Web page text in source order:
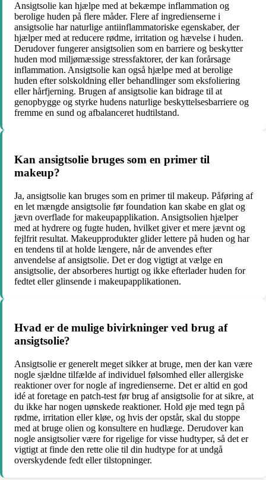
Ansigtsolie kan hjælpe med at bekæmpe inflammation og
berolige huden på flere måder. Flere af ingredienserne i
ansigtsolie har naturlige antiinflammatoriske egenskaber, der
hjælper med at reducere rødme, irritation og hævelse i huden.
Derudover fungerer ansigtsolien som en barriere og beskytter
huden mod miljømæssige stressfaktorer, der kan forårsage
inflammation. Ansigtsolie kan også hjælpe med at berolige
huden efter solskoldning eller behandlinger som eksfoliering
eller hårfjerning. Brugen af ansigtsolie kan bidrage til at
genopbygge og styrke hudens naturlige beskyttelsesbarriere og
fremme en sund og afbalanceret hudtilstand.
Kan ansigtsolie bruges som en primer til
makeup?
Ja, ansigtsolie kan bruges som en primer til makeup. Påføring af
en let mængde ansigtsolie før foundation kan skabe en glat og
jævn overflade for makeupapplikation. Ansigtsolien hjælper
med at hydrere og fugte huden, hvilket giver et mere jævnt og
fejlfrit resultat. Makeupprodukter glider lettere på huden og har
en tendens til at holde længere, når de anvendes efter
anvendelse af ansigtsolie. Det er dog vigtigt at vælge en
ansigtsolie, der absorberes hurtigt og ikke efterlader huden for
fedtet eller glinsende i makeupapplikationen.
Hvad er de mulige bivirkninger ved brug af
ansigtsolie?
Ansigtsolie er generelt meget sikker at bruge, men der kan være
nogle sjældne tilfælde af individuel følsomhed eller allergiske
reaktioner over for nogle af ingredienserne. Det er altid en god
idé at foretage en patch-test før brug af ansigtsolie for at sikre, at
du ikke har nogen uønskede reaktioner. Hold øje med tegn på
rødme, irritation eller kløe, og hvis der opstår, skal du stoppe
med at bruge olien og konsultere en hudlæge. Derudover kan
nogle ansigtsolier være for rigelige for visse hudtyper, så det er
vigtigt at finde den rette olie til din hudtype for at undgå
overskydende fedt eller tilstopninger.